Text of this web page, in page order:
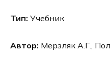
Тип: Учебник
Автор: Мерзляк А.Г.,